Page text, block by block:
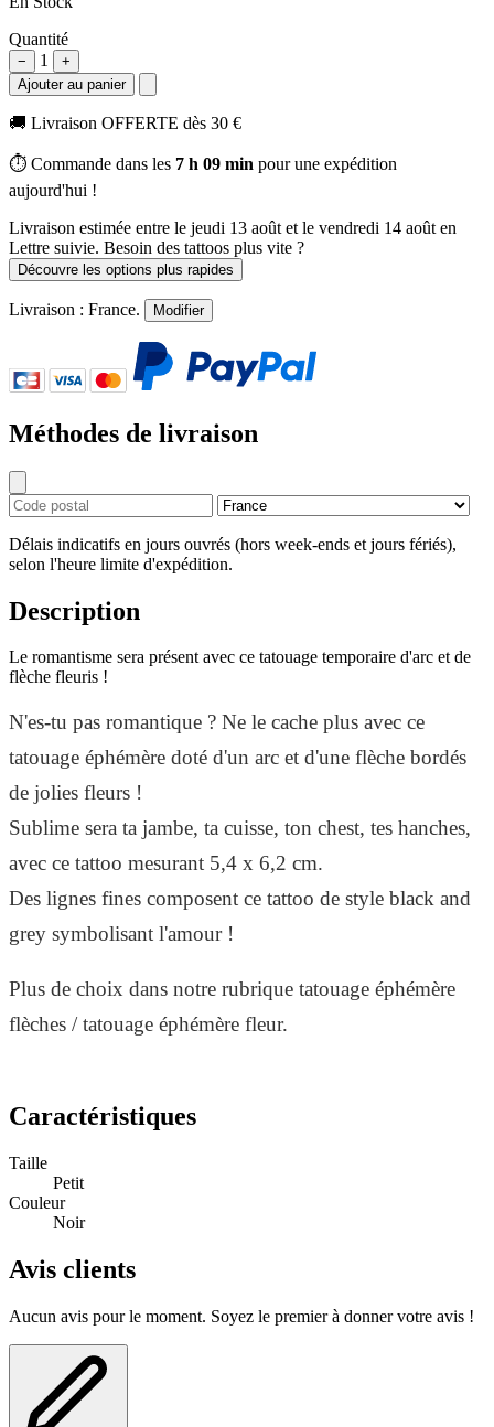
Quantité
− 1
+
Ajouter au panier
🚚 Livraison OFFERTE dès 30 €
⏱️ Commande dans les 7 h 09 min pour une expédition
aujourd'hui !
Livraison estimée entre le jeudi 13 août et le vendredi 14 août en
Lettre suivie. Besoin des tattoos plus vite ?
Découvre les options plus rapides
Livraison : France. Modifier
Méthodes de livraison
Délais indicatifs en jours ouvrés (hors week-ends et jours fériés),
selon l'heure limite d'expédition.
Description
Le romantisme sera présent avec ce tatouage temporaire d'arc et de
flèche fleuris !
N'es-tu pas romantique ? Ne le cache plus avec ce
tatouage éphémère doté d'un arc et d'une flèche bordés
de jolies fleurs !
Sublime sera ta jambe, ta cuisse, ton chest, tes hanches,
avec ce tattoo mesurant 5,4 x 6,2 cm.
Des lignes fines composent ce tattoo de style black and
grey symbolisant l'amour !
Plus de choix dans notre rubrique tatouage éphémère
flèches / tatouage éphémère fleur.
Caractéristiques
Taille
Petit
Couleur
Noir
Avis clients
Aucun avis pour le moment. Soyez le premier à donner votre avis !